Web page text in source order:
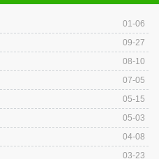
01-06
09-27
08-10
07-05
05-15
05-03
04-08
03-23